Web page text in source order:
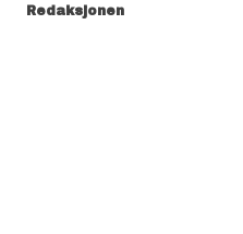
Redaksjonen